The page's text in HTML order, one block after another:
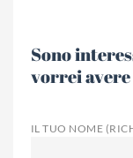
Sono
vorrei
IL TUO NOME